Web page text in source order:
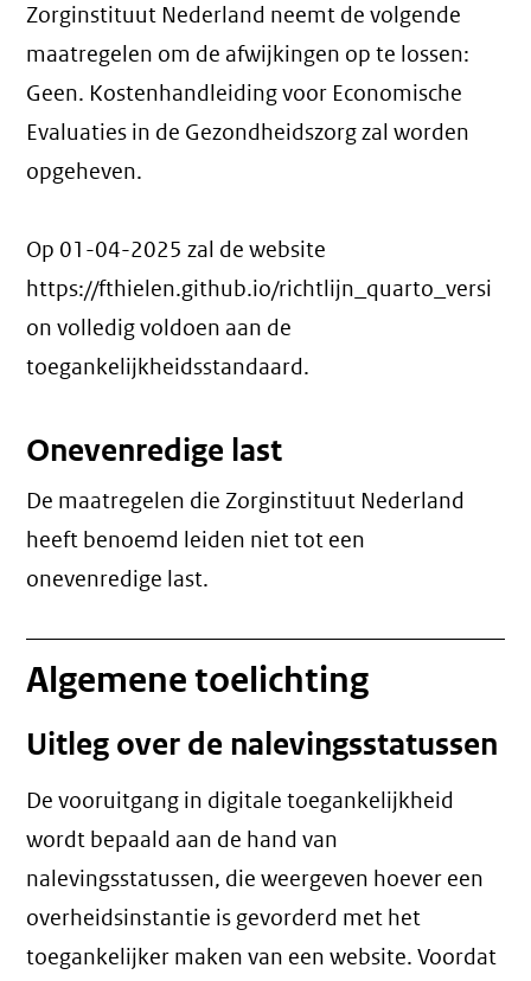
Zorginstituut Nederland neemt de volgende
maatregelen om de afwijkingen op te lossen:
Geen. Kostenhandleiding voor Economische
Evaluaties in de Gezondheidszorg zal worden
opgeheven.
Op 01-04-2025 zal de website
https://fthielen.github.io/richtlijn_quarto_versi
on volledig voldoen aan de
toegankelijkheidsstandaard.
Onevenredige last
De maatregelen die Zorginstituut Nederland
heeft benoemd leiden niet tot een
onevenredige last.
Algemene toelichting
Uitleg over de nalevingsstatussen
De vooruitgang in digitale toegankelijkheid
wordt bepaald aan de hand van
nalevingsstatussen, die weergeven hoever een
overheidsinstantie is gevorderd met het
toegankelijker maken van een website. Voordat